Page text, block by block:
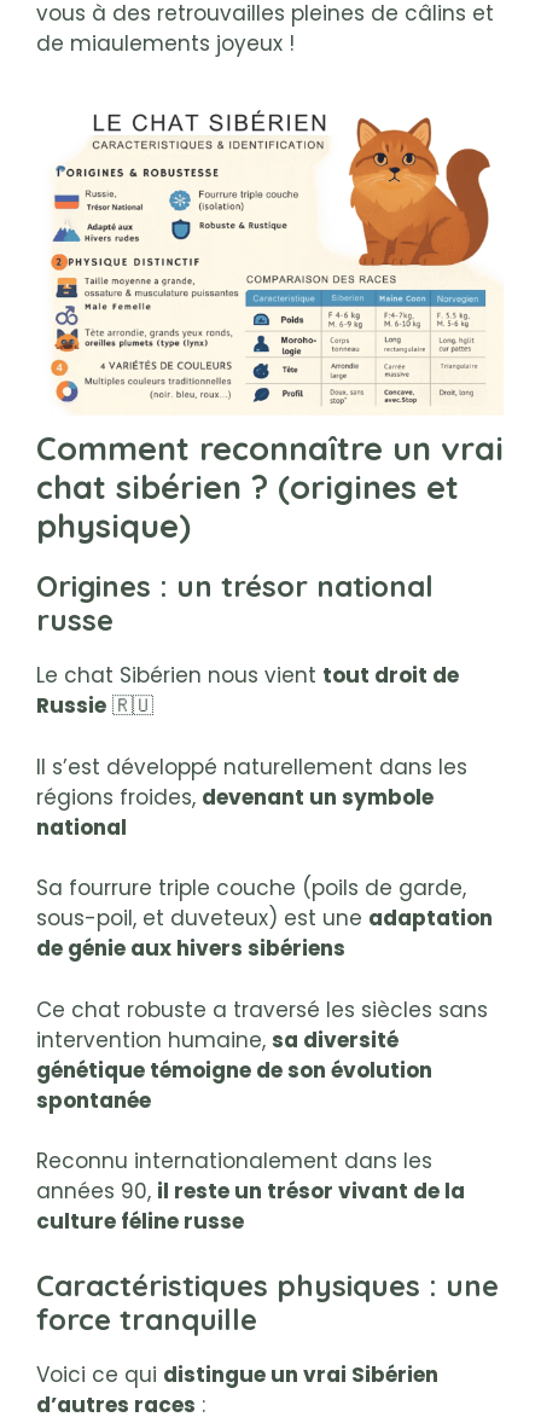
vous à des retrouvailles pleines de câlins et
de miaulements joyeux !
Comment reconnaître un vrai
chat sibérien ? (origines et
physique)
Origines : un trésor national
russe
Le chat Sibérien nous vient tout droit de
Russie 🇷🇺
Il s’est développé naturellement dans les
régions froides, devenant un symbole
national
Sa fourrure triple couche (poils de garde,
sous-poil, et duveteux) est une adaptation
de génie aux hivers sibériens
Ce chat robuste a traversé les siècles sans
intervention humaine, sa diversité
génétique témoigne de son évolution
spontanée
Reconnu internationalement dans les
années 90, il reste un trésor vivant de la
culture féline russe
Caractéristiques physiques : une
force tranquille
Voici ce qui distingue un vrai Sibérien
d’autres races :